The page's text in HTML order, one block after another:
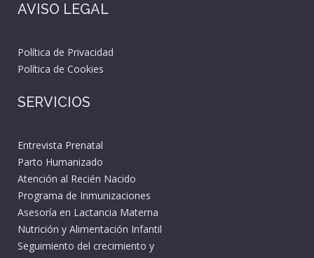
AVISO LEGAL
Política de Privacidad
Política de Cookies
SERVICIOS
Entrevista Prenatal
Parto Humanizado
Atención al Recién Nacido
Programa de Inmunizaciones
Asesoría en Lactancia Materna
Nutrición y Alimentación Infantil
Seguimiento del crecimiento y